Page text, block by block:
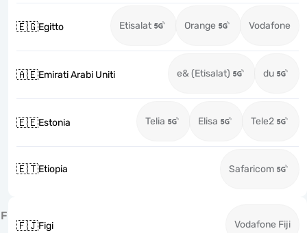
🇪🇬Egitto Etisalat Orange Vodafone
🇦🇪Emirati Arabi Uniti e& (Etisalat) du
🇪🇪Estonia Telia Elisa Tele2
🇪🇹Etiopia Safaricom
F
🇫🇯Figi Vodafone Fiji